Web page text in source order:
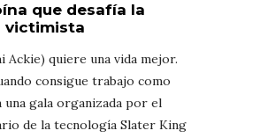
que desafía la
victimista
Ackie) quiere una vida mejor.
consigue trabajo como
una gala organizada por el
de la tecnología Slater King